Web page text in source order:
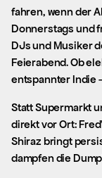
fahren, wenn der
Donnerstags und
DJs und Musiker
Feierabend. Ob
entspannter Indie
Statt Supermarkt
direkt vor Ort:
Shiraz bringt
dampfen die